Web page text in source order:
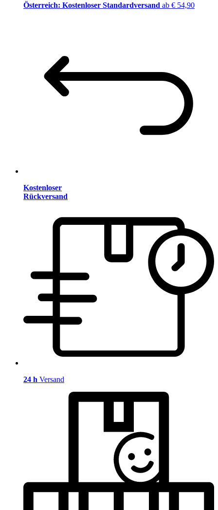
Österreich: Kostenloser Standardversand ab € 54,90
Kostenloser
Rückversand
24 h Versand